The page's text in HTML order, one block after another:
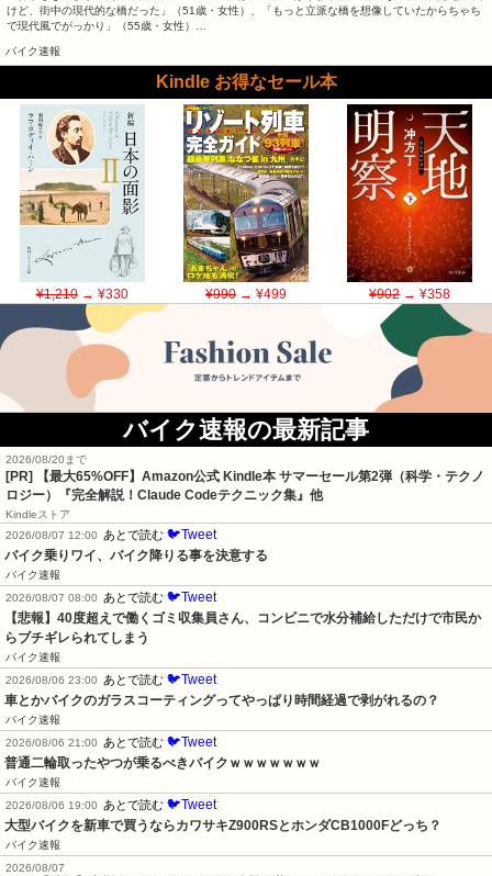
けど、街中の現代的な橋だった」（51歳・女性）、「もっと立派な橋を想像していたからちゃち
で現代風でがっかり」（55歳・女性）…
バイク速報
Kindle お得なセール本
¥1,210→ ¥330 ¥990→ ¥499 ¥902→ ¥358
バイク速報の最新記事
2026/08/20まで
[PR]
【最大65%OFF】Amazon公式 Kindle本 サマーセール第2弾（科学・テクノ
ロジー）『完全解説！Claude Codeテクニック集』他
Kindleストア
2026/08/07 12:00
あとで読む 🐦Tweet
バイク乗りワイ、バイク降りる事を決意する
バイク速報
2026/08/07 08:00
あとで読む 🐦Tweet
【悲報】40度超えで働くゴミ収集員さん、コンビニで水分補給しただけで市民か
らブチギレられてしまう
バイク速報
2026/08/06 23:00
あとで読む 🐦Tweet
車とかバイクのガラスコーティングってやっぱり時間経過で剥がれるの？
バイク速報
2026/08/06 21:00
あとで読む 🐦Tweet
普通二輪取ったやつが乗るべきバイクｗｗｗｗｗｗｗ
バイク速報
2026/08/06 19:00
あとで読む 🐦Tweet
大型バイクを新車で買うならカワサキZ900RSとホンダCB1000Fどっち？
バイク速報
2026/08/07